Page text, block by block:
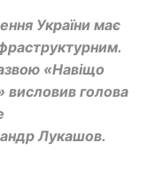
України має
«Навіщо
висловив голова
Лукашов.